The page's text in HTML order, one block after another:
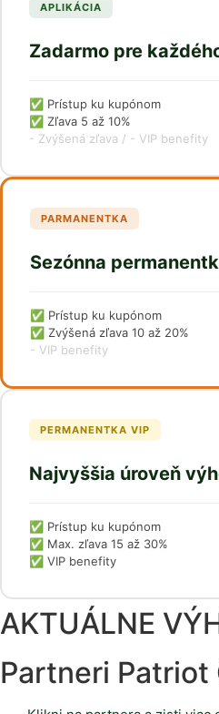
APLIKÁCIA
Zadarmo pre
✅ Prístup ku kupónom
✅ Zľava 5 až 10%
- Zvýšená zľava / - VIP benefity
PARMANENTKA
Sezónna
✅ Prístup ku kupónom
✅ Zvýšená zľava 10 až 20%
- VIP benefity
PERMANENTKA VIP
Najvyššia úroveň
✅ Prístup ku kupónom
✅ Max. zľava 15 až 30%
✅ VIP benefity
AKTUÁLNE
Partneri Patriot